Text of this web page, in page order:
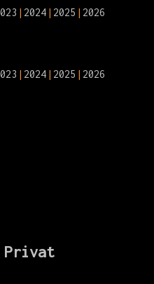
2024 2025 2026
2024 2025 2026
Privat